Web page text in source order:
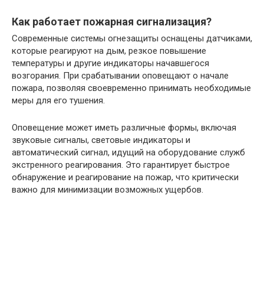
Как работает пожарная сигнализация?
Современные системы огнезащиты оснащены датчиками,
которые реагируют на дым, резкое повышение
температуры и другие индикаторы начавшегося
возгорания. При срабатывании оповещают о начале
пожара, позволяя своевременно принимать необходимые
меры для его тушения.
Оповещение может иметь различные формы, включая
звуковые сигналы, световые индикаторы и
автоматический сигнал, идущий на оборудование служб
экстренного реагирования. Это гарантирует быстрое
обнаружение и реагирование на пожар, что критически
важно для минимизации возможных ущербов.